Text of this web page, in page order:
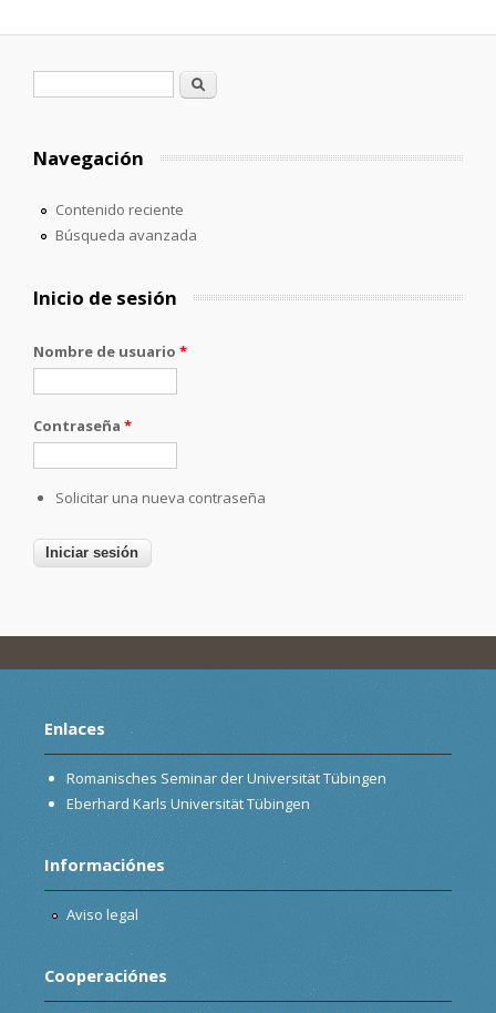
Formulario de búsqueda
Buscar
Navegación
Contenido reciente
Búsqueda avanzada
Inicio de sesión
Nombre de usuario *
Contraseña *
Solicitar una nueva contraseña
Enlaces
Romanisches Seminar der Universität Tübingen
Eberhard Karls Universität Tübingen
Informaciónes
Aviso legal
Cooperaciónes